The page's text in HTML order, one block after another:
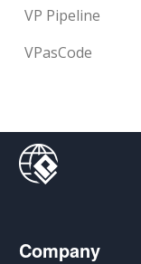
VP Pipeline
VPasCode
Company